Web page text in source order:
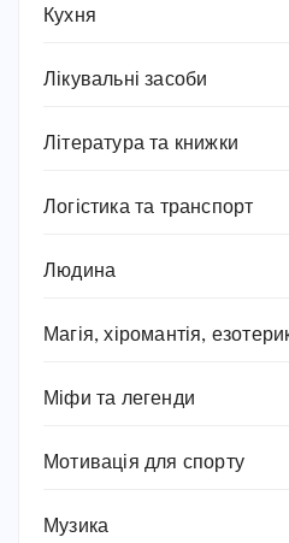
Кухня
Лікувальні засоби
Література та книжки
Логістика та транспорт
Людина
Магія, хіромантія,
Міфи та легенди
Мотивація для спорту
Музика